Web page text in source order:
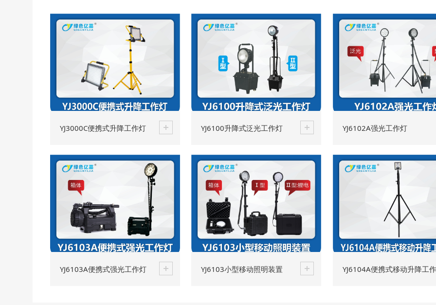
YJ3000C便携式升降工作灯 YJ6100升降式泛光工作灯 YJ6102A强光工作灯
YJ6103A便携式强光工作灯 YJ6103小型移动照明装置 YJ6104A便携式移动升降工